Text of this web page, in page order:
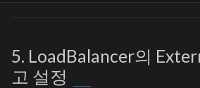
5. LoadBalancer의
고 설정